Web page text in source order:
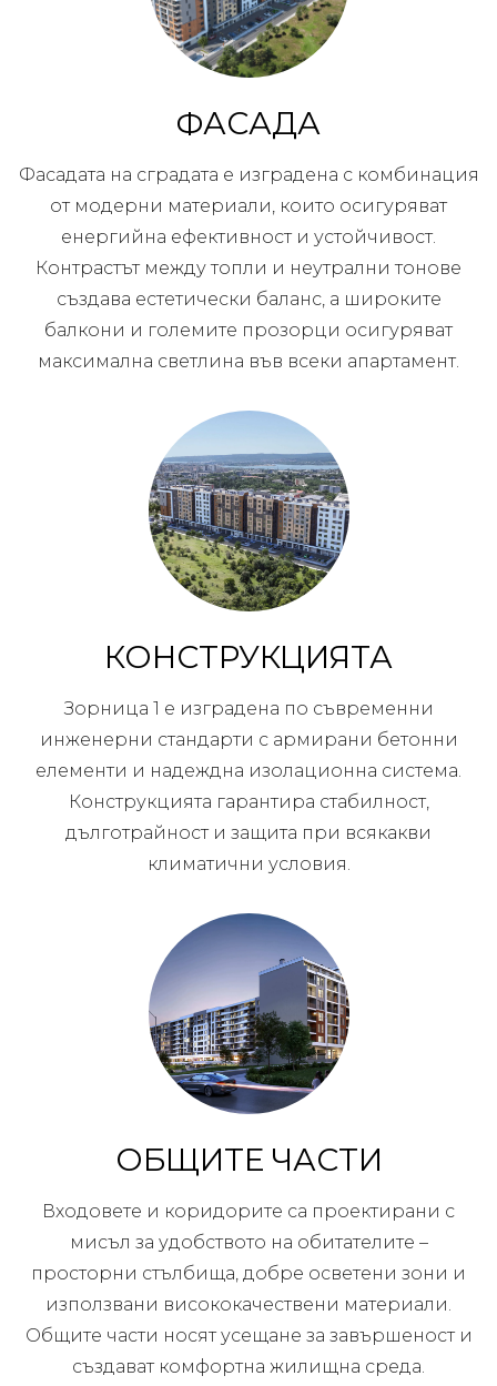
ФАСАДА
Фасадата на сградата е изградена с комбинация
от модерни материали, които осигуряват
енергийна ефективност и устойчивост.
Контрастът между топли и неутрални тонове
създава естетически баланс, а широките
балкони и големите прозорци осигуряват
максимална светлина във всеки апартамент.
КОНСТРУКЦИЯТА
Зорница 1 е изградена по съвременни
инженерни стандарти с армирани бетонни
елементи и надеждна изолационна система.
Конструкцията гарантира стабилност,
дълготрайност и защита при всякакви
климатични условия.
ОБЩИТЕ ЧАСТИ
Входовете и коридорите са проектирани с
мисъл за удобството на обитателите –
просторни стълбища, добре осветени зони и
използвани висококачествени материали.
Общите части носят усещане за завършеност и
създават комфортна жилищна среда.